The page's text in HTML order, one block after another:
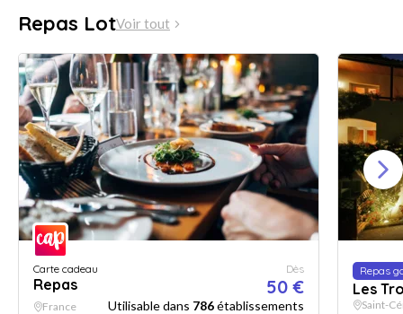
Repas LotVoir tout
Carte cadeau
Repas
Dès
50 €
France Utilisable dans 786établissements
Repas
Les
Saint-